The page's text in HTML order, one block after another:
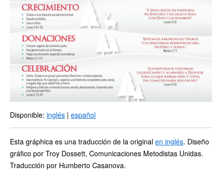
Disponible: inglés | español
Esta gráphica es una traducción de la original en inglés. Diseño
gráfico por Troy Dossett, Comunicaciones Metodistas Unidas.
Traducción por Humberto Casanova.